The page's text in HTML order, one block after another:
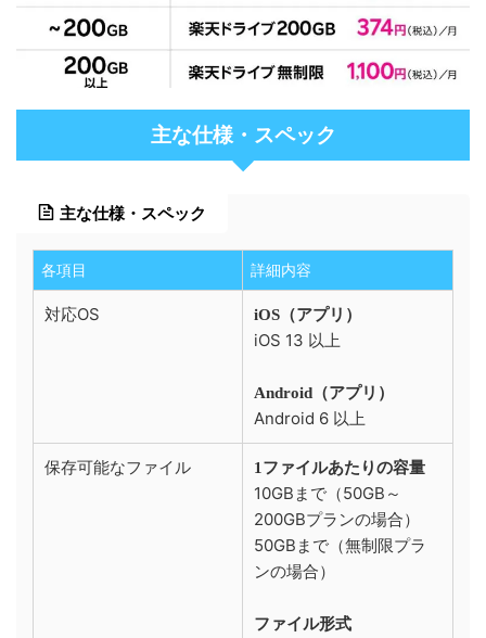
主な仕様・スペック
主な仕様・スペック
各項目 詳細内容
対応OS iOS（アプリ）
iOS 13 以上
Android（アプリ）
Android 6 以上
保存可能なファイル 1ファイルあたりの容量
10GBまで（50GB～
200GBプランの場合）
50GBまで（無制限プラ
ンの場合）
ファイル形式